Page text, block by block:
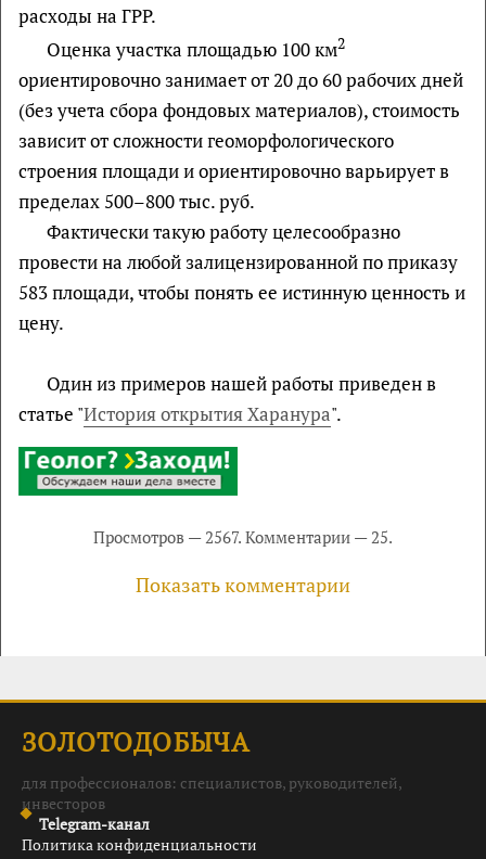
расходы на ГРР.
Оценка участка площадью 100 км2
ориентировочно занимает от 20 до 60 рабочих дней
(без учета сбора фондовых материалов), стоимость
зависит от сложности геоморфологического
строения площади и ориентировочно варьирует в
пределах 500–800 тыс. руб.
Фактически такую работу целесообразно
провести на любой залицензированной по приказу
583 площади, чтобы понять ее истинную ценность и
цену.
Один из примеров нашей работы приведен в
статье "История открытия Харанура".
Просмотров — 2567. Комментарии — 25.
Показать комментарии
ЗОЛОТОДОБЫЧА
для профессионалов: специалистов, руководителей,
инвесторов
Telegram-канал
Политика конфиденциальности